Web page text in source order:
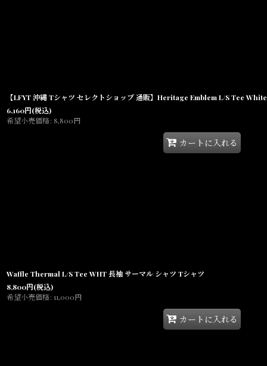
【LFYT 沖縄 Tシャツ セレクトショップ 通販】Heritage Emblem L/S Tee
6,160円(税込)
希望小売価格: 8,800円
カートに入れる
Waffle Thermal L/S Tee WHT 長袖 サーマル シャツ Tシャツ
8,800円(税込)
希望小売価格: 11,000円
カートに入れる